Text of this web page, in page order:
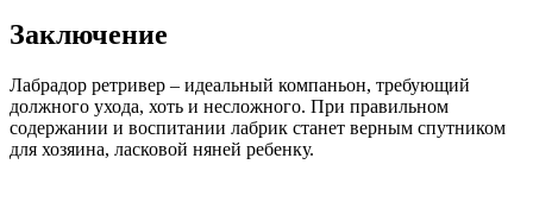
Заключение
Лабрадор ретривер – идеальный компаньон, требующий
должного ухода, хоть и несложного. При правильном
содержании и воспитании лабрик станет верным спутником
для хозяина, ласковой няней ребенку.